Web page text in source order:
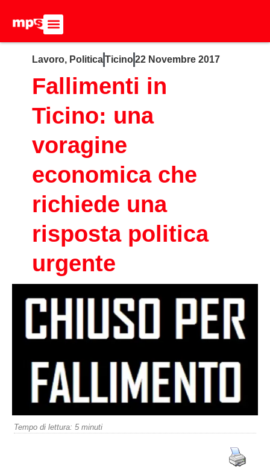
Lavoro, PoliticaTicino22 Novembre 2017
Fallimenti in
Ticino: una
voragine
economica che
richiede una
risposta politica
urgente
Tempo di lettura: 5 minuti